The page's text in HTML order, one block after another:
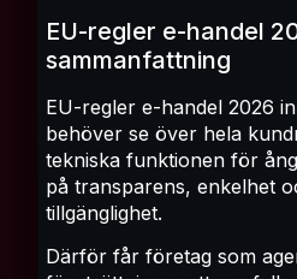
EU-regler e-handel
sammanfattning
EU-regler e-handel 2026
behöver se över hela
tekniska funktionen för
på transparens, enkelhet
tillgänglighet.
Därför får företag som